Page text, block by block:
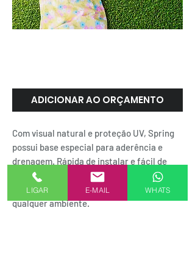
ADICIONAR AO ORÇAMENTO
Com visual natural e proteção UV, Spring
possui base especial para aderência e
drenagem. Rápida de instalar e fácil de
manter é segura para crianças e animais
domésticos. A energia da natureza em
qualquer ambiente.
LIGAR E-MAIL WHATS